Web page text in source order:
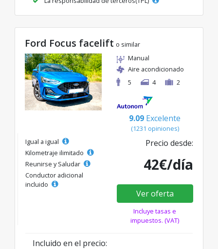
Ford Focus facelift o similar
Manual
Aire acondicionado
5
4 2
9.09 Excelente
(1231 opiniones)
Igual a igual
Kilometraje ilimitado
Reunirse y Saludar
Conductor adicional
incluido
Precio desde:
42€/día
Ver oferta
Incluye tasas e
impuestos. (VAT)
Incluido en el precio: